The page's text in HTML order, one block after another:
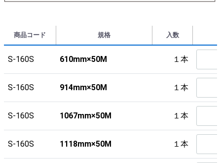
商品コード 規格 入数
S-160S 610mm×50M １本
S-160S 914mm×50M １本
S-160S 1067mm×50M １本
S-160S 1118mm×50M １本